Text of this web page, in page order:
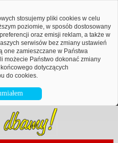
stosujemy pliki cookies w celu
poziomie, w sposób dostosowany
oraz emisji reklam, a także w
serwisów bez zmiany ustawień
one zamieszczane w Państwa
możecie Państwo dokonać zmiany
dotyczących
do cookies.